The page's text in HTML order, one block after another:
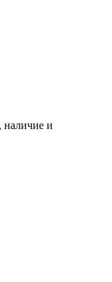
наличие и